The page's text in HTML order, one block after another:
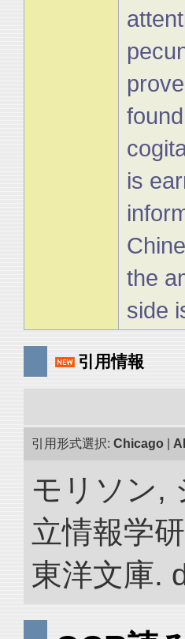
is
the
side
引用情報
引用形式選択: Chicago
モリソン,
立情報学
東洋文庫.